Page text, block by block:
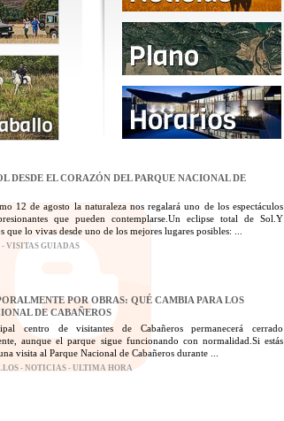
DESDE EL CORAZÓN DEL PARQUE NACIONAL DE
12 de agosto la naturaleza nos regalará uno de los espectáculos
que pueden contemplarse.Un eclipse total de Sol.Y
que lo vivas desde uno de los mejores lugares posibles: ...
- VISITAS GUIADAS
POR OBRAS: QUÉ CAMBIA PARA LOS
DE CABAÑEROS
centro de visitantes de Cabañeros permanecerá cerrado
aunque el parque sigue funcionando con normalidad.Si estás
visita al Parque Nacional de Cabañeros durante ...
- NOTICIAS - ULTIMA HORA